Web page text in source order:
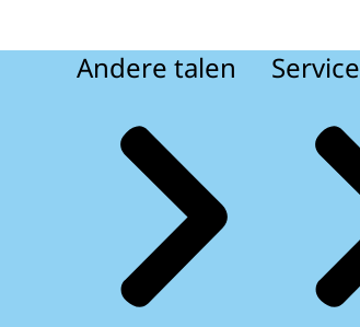
Andere talen Service